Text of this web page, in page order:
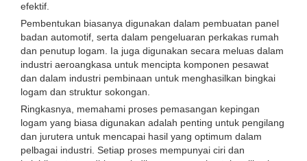
efektif.
Pembentukan biasanya digunakan dalam pembuatan panel
badan automotif, serta dalam pengeluaran perkakas rumah
dan penutup logam. Ia juga digunakan secara meluas dalam
industri aeroangkasa untuk mencipta komponen pesawat
dan dalam industri pembinaan untuk menghasilkan bingkai
logam dan struktur sokongan.
Ringkasnya, memahami proses pemasangan kepingan
logam yang biasa digunakan adalah penting untuk pengilang
dan jurutera untuk mencapai hasil yang optimum dalam
pelbagai industri. Setiap proses mempunyai ciri dan